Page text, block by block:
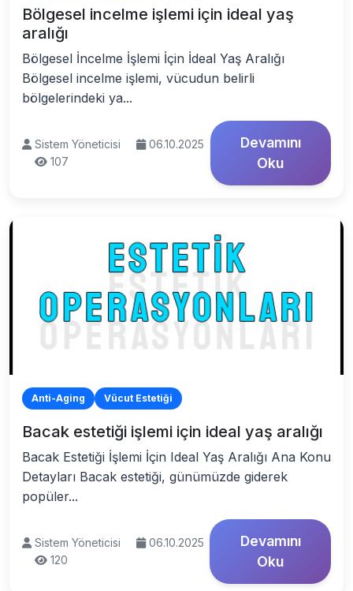
Bölgesel incelme işlemi için ideal yaş
aralığı
Bölgesel İncelme İşlemi İçin İdeal Yaş Aralığı
Bölgesel incelme işlemi, vücudun belirli
bölgelerindeki ya...
Sistem Yöneticisi
06.10.2025
107
Devamını
Oku
Anti-Aging Vücut Estetiği
Bacak estetiği işlemi için ideal yaş aralığı
Bacak Estetiği İşlemi İçin Ideal Yaş Aralığı Ana Konu
Detayları Bacak estetiği, günümüzde giderek
popüler...
Sistem Yöneticisi
06.10.2025
120
Devamını
Oku